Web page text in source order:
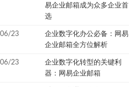
易企业邮箱成为众多企业首
选
06/23
企业数字化办公必备：网易
企业邮箱全方位解析
06/23
企业数字化转型的关键利
器：网易企业邮箱